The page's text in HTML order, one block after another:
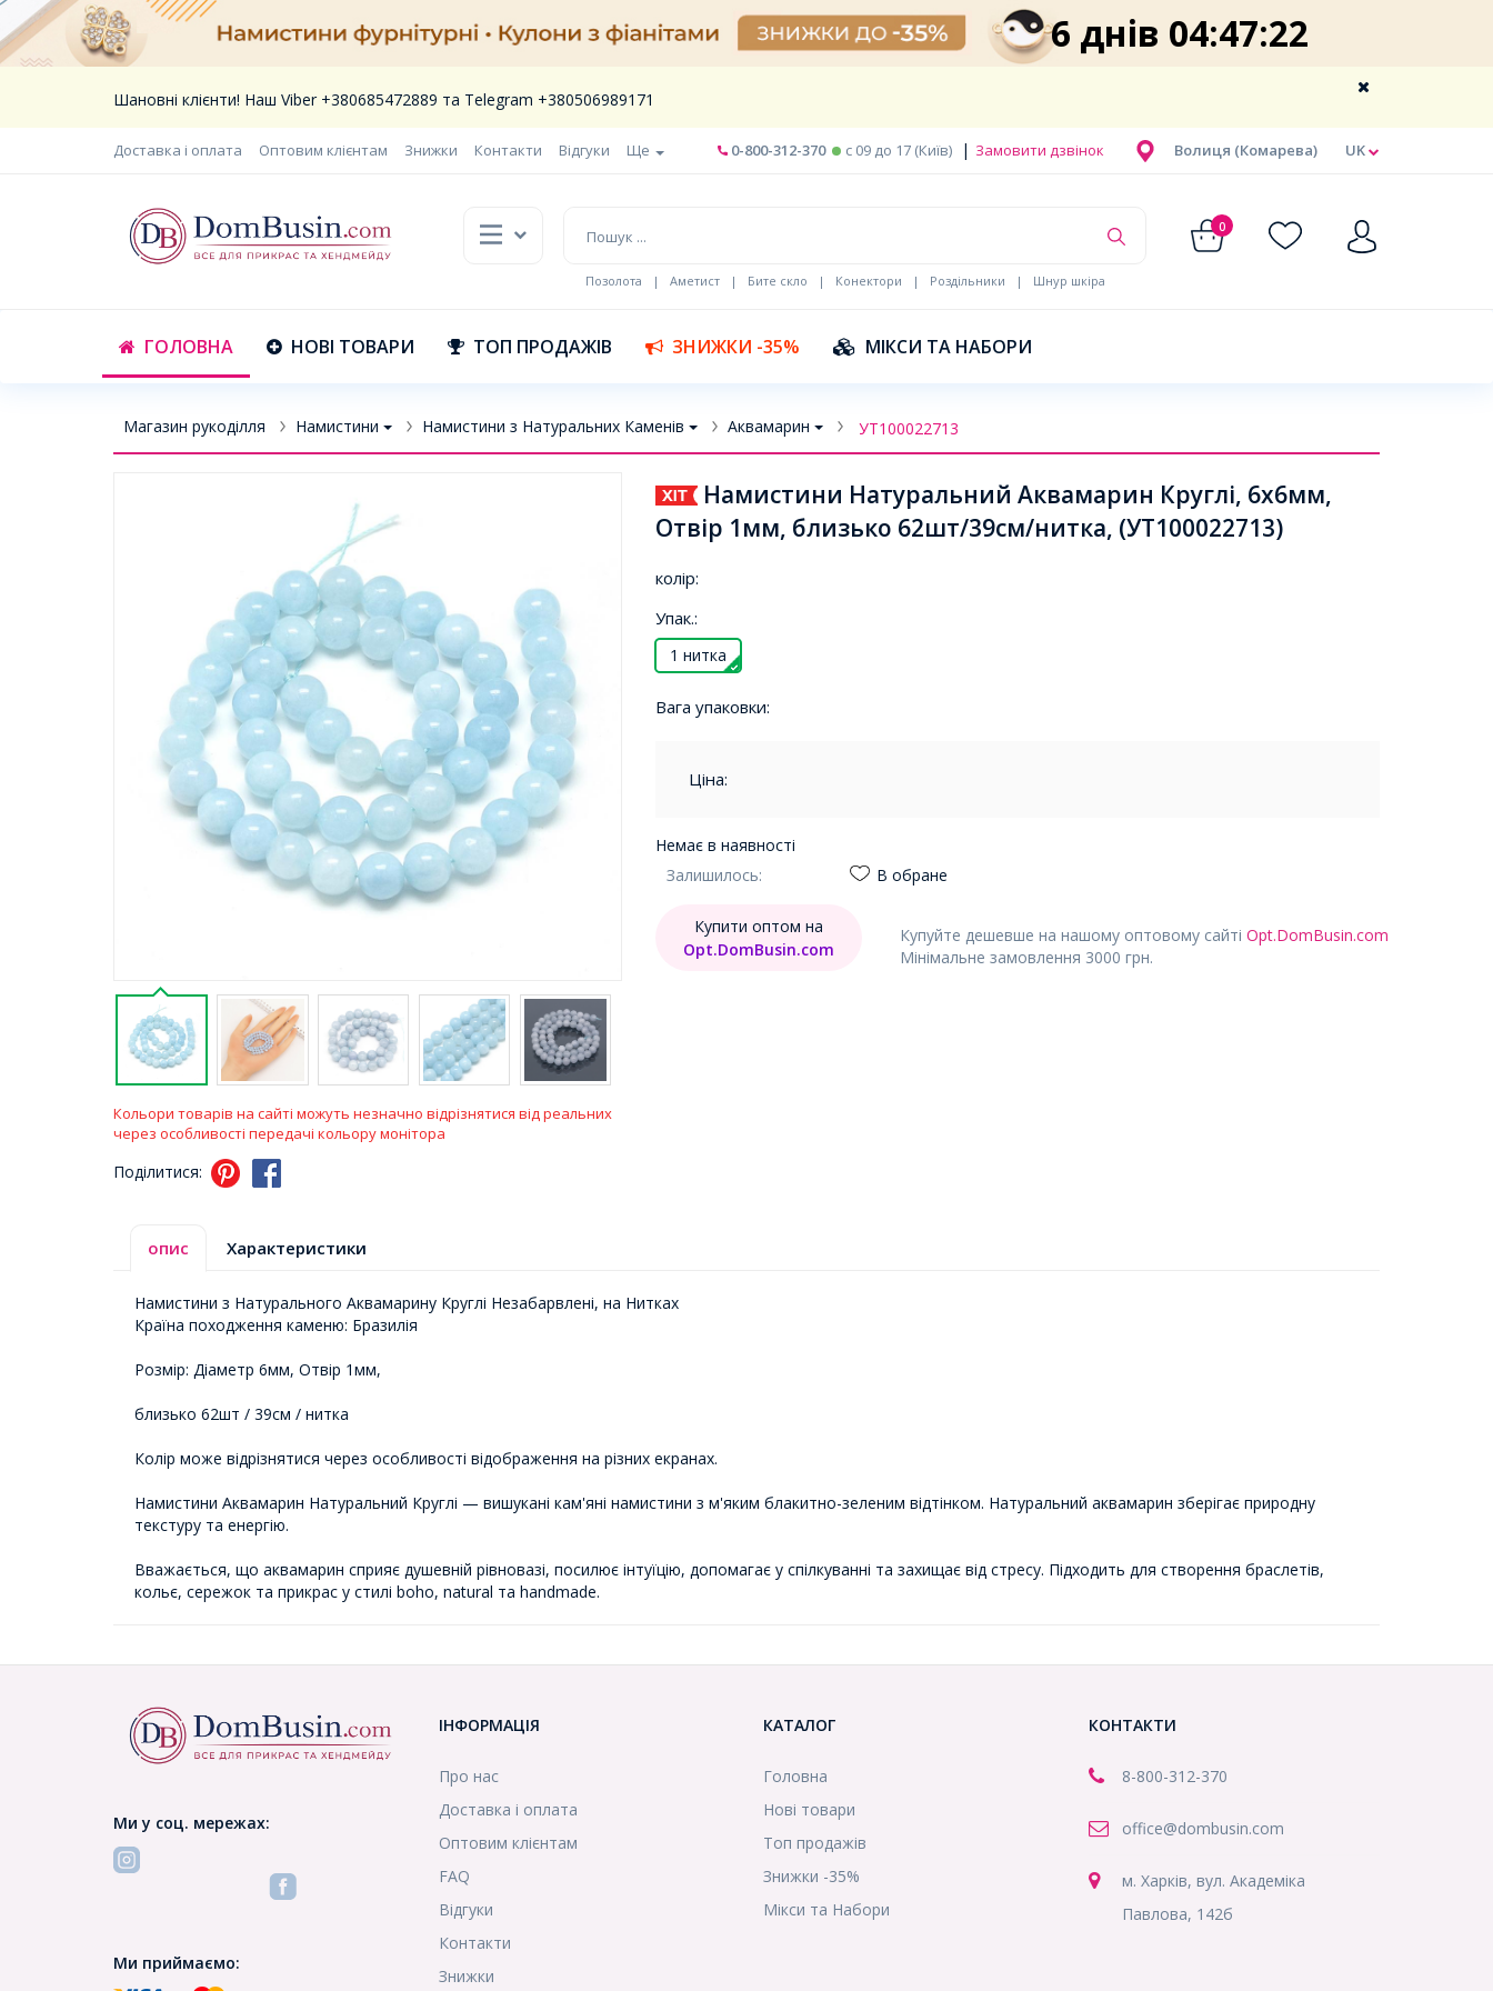
6 днів 04:47:22
Шановні клієнти! Наш Viber +380685472889 та Telegram +380506989171
Доставка і оплата Оптовим клієнтам Знижки Контакти Відгуки Ще UK
Волиця (Комарева)
0-800-312-370 c 09 до 17 (Київ) | Замовити дзвінок
0
Позолота | Аметист | Бите скло | Конектори | Роздільники | Шнур шкіра
ГОЛОВНА НОВІ ТОВАРИ ТОП ПРОДАЖІВ ЗНИЖКИ -35% МІКСИ ТА НАБОРИ
Магазин рукоділля Намистини Намистини з Натуральних Каменів Аквамарин УТ100022713
Кольори товарів на сайті можуть незначно відрізнятися від реальних
через особливості передачі кольору монітора
Поділитися:
Намистини Натуральний Аквамарин Круглі, 6х6мм,
Отвір 1мм, близько 62шт/39см/нитка, (УТ100022713)
колір:
Упак.:
1 нитка
Вага упаковки:
Ціна:
Немає в наявності
Залишилось:
В обране
Купуйте дешевше на нашому оптовому сайті Opt.DomBusin.com
Мінімальне замовлення 3000 грн.
Купити оптом на
Opt.DomBusin.com
опис Характеристики
Намистини з Натурального Аквамарину Круглі Незабарвлені, на Нитках
Країна походження каменю: Бразилія
Розмір: Діаметр 6мм, Отвір 1мм,
близько 62шт / 39см / нитка
Колір може відрізнятися через особливості відображення на різних екранах.
Намистини Аквамарин Натуральний Круглі — вишукані кам'яні намистини з м'яким блакитно-зеленим відтінком. Натуральний аквамарин зберігає природну
текстуру та енергію.
Вважається, що аквамарин сприяє душевній рівновазі, посилює інтуїцію, допомагає у спілкуванні та захищає від стресу. Підходить для створення браслетів,
кольє, сережок та прикрас у стилі boho, natural та handmade.
Ми у соц. мережах:
Ми приймаємо:
ІНФОРМАЦІЯ
Про нас
Доставка і оплата
Оптовим клієнтам
FAQ
Відгуки
Контакти
Знижки
КАТАЛОГ
Головна
Нові товари
Топ продажів
Знижки -35%
Мікси та Набори
КОНТАКТИ
8-800-312-370
office@dombusin.com
м. Харків, вул. Академіка
Павлова, 142б